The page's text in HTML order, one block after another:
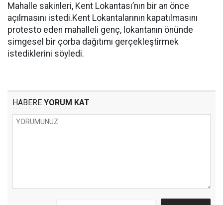
Mahalle sakinleri, Kent Lokantası’nın bir an önce
açılmasını istedi.Kent Lokantalarının kapatılmasını
protesto eden mahalleli genç, lokantanın önünde
simgesel bir çorba dağıtımı gerçekleştirmek
istediklerini söyledi.
HABERE YORUM KAT